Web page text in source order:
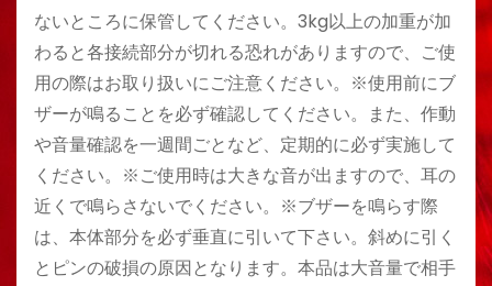
ないところに保管してください。3kg以上の加重が加
わると各接続部分が切れる恐れがありますので、ご使
用の際はお取り扱いにご注意ください。※使用前にブ
ザーが鳴ることを必ず確認してください。また、作動
や音量確認を一週間ごとなど、定期的に必ず実施して
ください。※ご使用時は大きな音が出ますので、耳の
近くで鳴らさないでください。※ブザーを鳴らす際
は、本体部分を必ず垂直に引いて下さい。斜めに引く
とピンの破損の原因となります。本品は大音量で相手